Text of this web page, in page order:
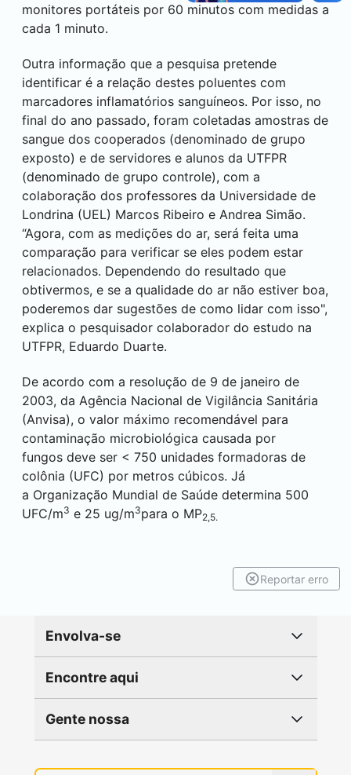
monitores portáteis por 60 minutos com medidas a
cada 1 minuto.
Outra informação que a pesquisa pretende
identificar é a relação destes poluentes com
marcadores inflamatórios sanguíneos. Por isso, no
final do ano passado, foram coletadas amostras de
sangue dos cooperados (denominado de grupo
exposto) e de servidores e alunos da UTFPR
(denominado de grupo controle), com a
colaboração dos professores da Universidade de
Londrina (UEL) Marcos Ribeiro e Andrea Simão.
“Agora, com as medições do ar, será feita uma
comparação para verificar se eles podem estar
relacionados. Dependendo do resultado que
obtivermos, e se a qualidade do ar não estiver boa,
poderemos dar sugestões de como lidar com isso",
explica o pesquisador colaborador do estudo na
UTFPR, Eduardo Duarte.
De acordo com a resolução de 9 de janeiro de
2003, da Agência Nacional de Vigilância Sanitária
(Anvisa), o valor máximo recomendável para
contaminação microbiológica causada por
fungos deve ser < 750 unidades formadoras de
colônia (UFC) por metros cúbicos. Já
a Organização Mundial de Saúde determina 500
UFC/m3 e 25 ug/m3para o MP2,5.
Reportar erro
Envolva-se
Encontre aqui
Gente nossa